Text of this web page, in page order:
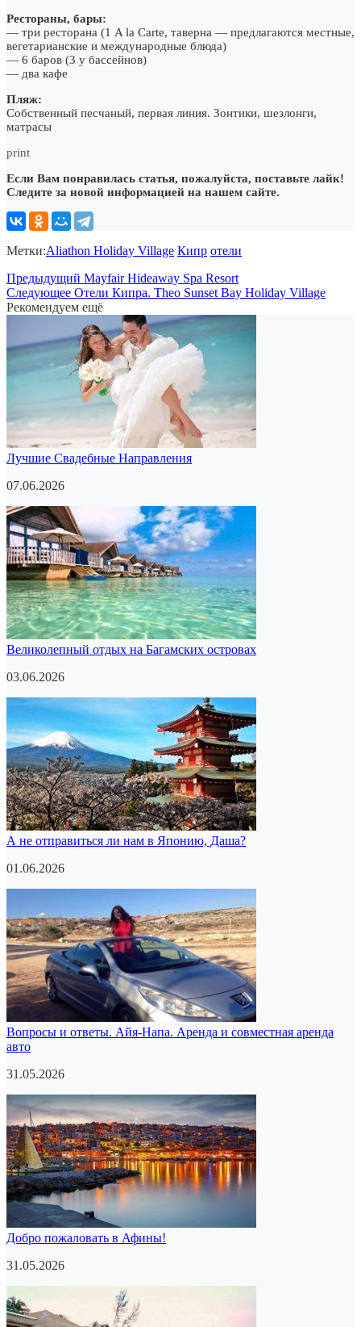
Рестораны, бары:
— три ресторана (1 A la Carte, таверна — предлагаются местные,
вегетарианские и международные блюда)
— 6 баров (3 у бассейнов)
— два кафе
Пляж:
Собственный песчаный, первая линия. Зонтики, шезлонги,
матрасы
print
Если Вам понравилась статья, пожалуйста, поставьте лайк!
Следите за новой информацией на нашем сайте.
Метки:Aliathon Holiday Village Кипр отели
Предыдущий Mayfair Hideaway Spa Resort
Следующее Отели Кипра. Theo Sunset Bay Holiday Village
Рекомендуем ещё
Лучшие Свадебные Направления
07.06.2026
Великолепный отдых на Багамских островах
03.06.2026
А не отправиться ли нам в Японию, Даша?
01.06.2026
Вопросы и ответы. Айя-Напа. Аренда и совместная аренда
авто
31.05.2026
Добро пожаловать в Афины!
31.05.2026